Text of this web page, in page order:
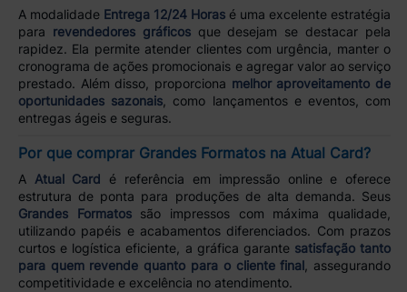
A modalidade Entrega 12/24 Horas é uma excelente estratégia
para revendedores gráficosque desejam se destacar pela
rapidez. Ela permite atender clientes com urgência, manter o
cronograma de ações promocionais e agregar valor ao serviço
prestado. Além disso, proporciona melhor aproveitamento de
oportunidades sazonais , como lançamentos e eventos, com
entregas ágeis e seguras.
Por que comprar Grandes Formatos na Atual Card?
A Atual Card é referência em impressão online e oferece
estrutura de ponta para produções de alta demanda. Seus
Grandes Formatossão impressos com máxima qualidade,
utilizando papéis e acabamentos diferenciados. Com prazos
curtos e logística eficiente, a gráfica garante satisfação tanto
para quem revende quanto para o cliente final , assegurando
competitividade e excelência no atendimento.